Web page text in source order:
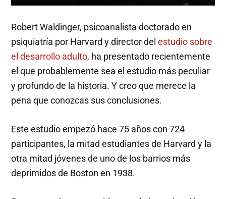
Robert Waldinger, psicoanalista doctorado en
psiquiatría por Harvard y director delestudio sobre
el desarrollo adulto, ha presentado recientemente
el que probablemente sea el estudio más peculiar
y profundo de la historia. Y creo que merece la
pena que conozcas sus conclusiones.
Este estudio empezó hace 75 años con 724
participantes, la mitad estudiantes de Harvard y la
otra mitad jóvenes de uno de los barrios más
deprimidos de Boston en 1938.